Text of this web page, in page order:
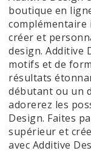
boutique en
complémentaire
créer et
design. Additive
motifs et de
résultats
débutant ou un
adorerez les
Design. Faites
supérieur et
avec Additive